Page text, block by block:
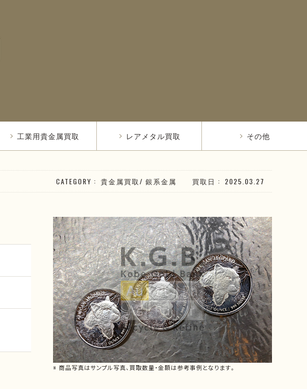
工業用貴金属買取 レアメタル買取 その他
CATEGORY 貴金属買取/ 銀系金属 買取日 2025.03.27
※ 商品写真はサンプル写真、買取数量・金額は参考事例となります。